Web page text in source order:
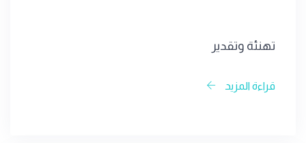
تهنئة وتقدير
قراءة المزيد